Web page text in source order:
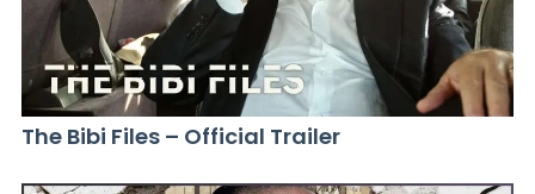
The Bibi Files – Official Trailer